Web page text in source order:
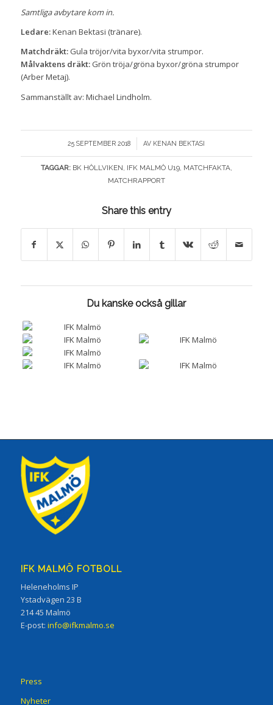
Samtliga avbytare kom in.
Ledare:Kenan Bektasi (tränare).
Matchdräkt:Gula tröjor/vita byxor/vita strumpor.
Målvaktens dräkt:Grön tröja/gröna byxor/gröna strumpor
(Arber Metaj).
Sammanställt av: Michael Lindholm.
25 SEPTEMBER 2018
/ AV KENAN BEKTASI
TAGGAR: BK HÖLLVIKEN IFK MALMÖ U19, MATCHFAKTA
MATCHRAPPORT
Share this entry
Du kanske också gillar
IFK MALMÖ FOTBOLL
Heleneholms IP
Ystadvägen 23 B
214 45 Malmö
E-post: info@ifkmalmo.se
Press
Nyheter